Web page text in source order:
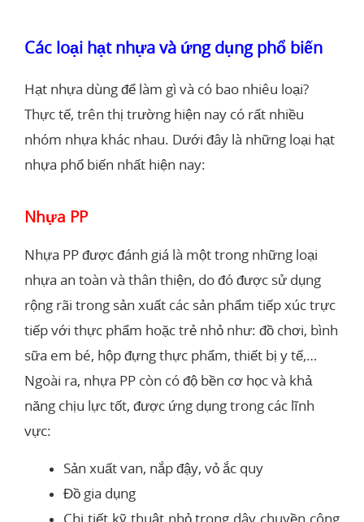
Các loại hạt nhựa và ứng dụng phổ biến
Hạt nhựa dùng để làm gì và có bao nhiêu loại?
Thực tế, trên thị trường hiện nay có rất nhiều
nhóm nhựa khác nhau. Dưới đây là những loại hạt
nhựa phổ biến nhất hiện nay:
Nhựa PP
Nhựa PP được đánh giá là một trong những loại
nhựa an toàn và thân thiện, do đó được sử dụng
rộng rãi trong sản xuất các sản phẩm tiếp xúc trực
tiếp với thực phẩm hoặc trẻ nhỏ như: đồ chơi, bình
sữa em bé, hộp đựng thực phẩm, thiết bị y tế,…
Ngoài ra, nhựa PP còn có độ bền cơ học và khả
năng chịu lực tốt, được ứng dụng trong các lĩnh
vực:
Sản xuất van, nắp đậy, vỏ ắc quy
Đồ gia dụng
Chi tiết kỹ thuật nhỏ trong dây chuyền công